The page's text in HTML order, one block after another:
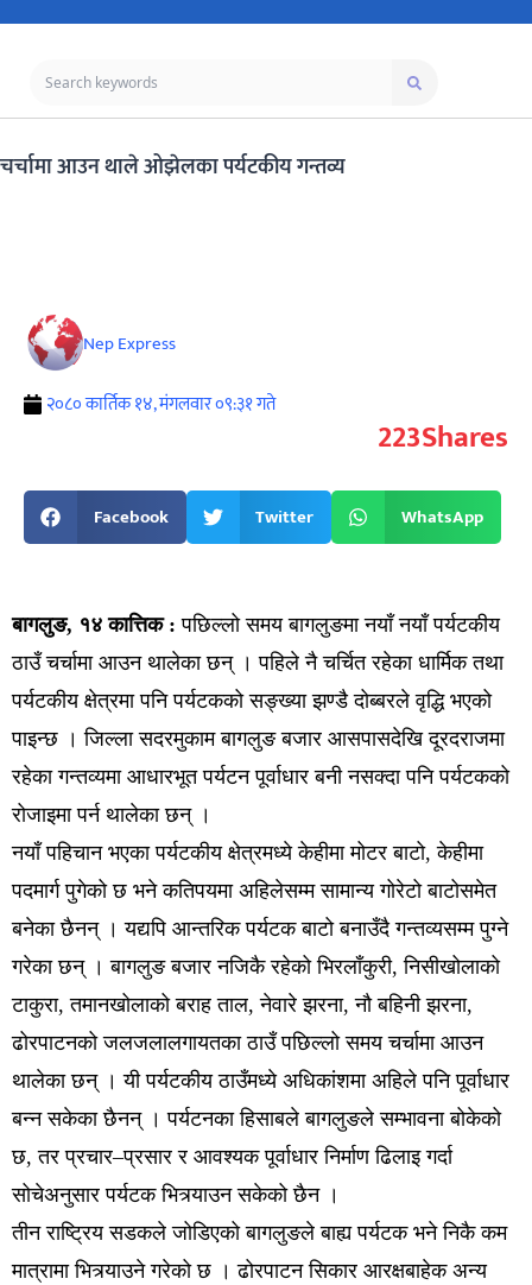
चर्चामा आउन थाले ओझेलका पर्यटकीय गन्तव्य
Nep Express
२०८० कार्तिक १४, मंगलवार ०९:३१ गते
Shares
223
Facebook Twitter WhatsApp
बागलुङ, १४ कात्तिक : पछिल्लो समय बागलुङमा नयाँ नयाँ पर्यटकीय
ठाउँ चर्चामा आउन थालेका छन् । पहिले नै चर्चित रहेका धार्मिक तथा
पर्यटकीय क्षेत्रमा पनि पर्यटकको सङ्ख्या झण्डै दोब्बरले वृद्धि भएको
पाइन्छ । जिल्ला सदरमुकाम बागलुङ बजार आसपासदेखि दूरदराजमा
रहेका गन्तव्यमा आधारभूत पर्यटन पूर्वाधार बनी नसक्दा पनि पर्यटकको
रोजाइमा पर्न थालेका छन् ।
नयाँ पहिचान भएका पर्यटकीय क्षेत्रमध्ये केहीमा मोटर बाटो, केहीमा
पदमार्ग पुगेको छ भने कतिपयमा अहिलेसम्म सामान्य गोरेटो बाटोसमेत
बनेका छैनन् । यद्यपि आन्तरिक पर्यटक बाटो बनाउँदै गन्तव्यसम्म पुग्ने
गरेका छन् । बागलुङ बजार नजिकै रहेको भिरलाँकुरी, निसीखोलाको
टाकुरा, तमानखोलाको बराह ताल, नेवारे झरना, नौ बहिनी झरना,
ढोरपाटनको जलजलालगायतका ठाउँ पछिल्लो समय चर्चामा आउन
थालेका छन् । यी पर्यटकीय ठाउँमध्ये अधिकांशमा अहिले पनि पूर्वाधार
बन्न सकेका छैनन् । पर्यटनका हिसाबले बागलुङले सम्भावना बोकेको
छ, तर प्रचार–प्रसार र आवश्यक पूर्वाधार निर्माण ढिलाइ गर्दा
सोचेअनुसार पर्यटक भित्र्याउन सकेको छैन ।
तीन राष्ट्रिय सडकले जोडिएको बागलुङले बाह्य पर्यटक भने निकै कम
मात्रामा भित्र्याउने गरेको छ । ढोरपाटन सिकार आरक्षबाहेक अन्य